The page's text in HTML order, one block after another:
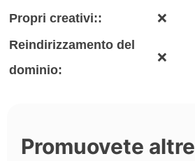
Propri creativi::
❌
Reindirizzamento del
dominio:
❌
Promuovete altre